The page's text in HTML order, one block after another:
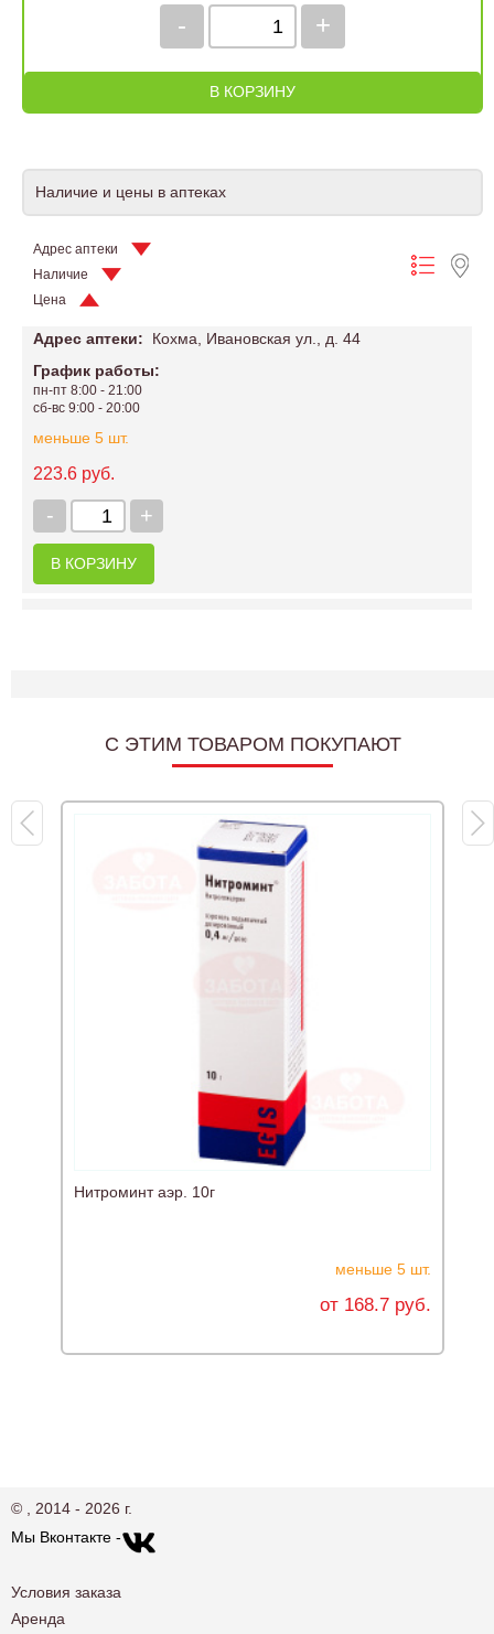
+
-
В КОРЗИНУ
Наличие и цены в аптеках
Адрес аптеки
Наличие
Цена
Адрес аптеки:
Кохма, Ивановская ул., д. 44
График работы:
пн-пт 8:00 - 21:00
сб-вс 9:00 - 20:00
меньше 5 шт.
223.6 руб.
+
-
В КОРЗИНУ
C ЭТИМ ТОВАРОМ ПОКУПАЮТ
Нитроминт аэр. 10г
меньше 5 шт.
от 168.7 руб.
© , 2014 - 2026 г.
Мы Вконтакте -
Условия заказа
Аренда